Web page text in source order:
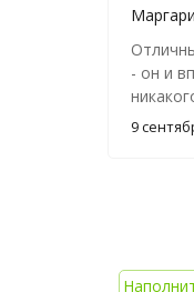
звезда.
- он и
9